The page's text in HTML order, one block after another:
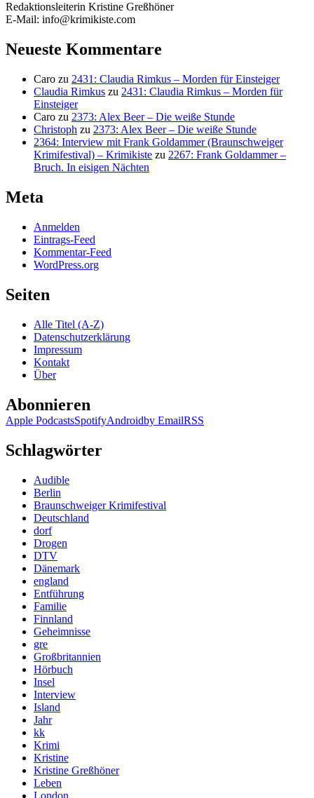
Redaktionsleiterin Kristine Greßhöner
E-Mail: info@krimikiste.com
Neueste Kommentare
Caro zu 2431: Claudia Rimkus – Morden für Einsteiger
Claudia Rimkus zu 2431: Claudia Rimkus – Morden für
Einsteiger
Caro zu 2373: Alex Beer – Die weiße Stunde
Christoph zu 2373: Alex Beer – Die weiße Stunde
2364: Interview mit Frank Goldammer (Braunschweiger
Krimifestival) – Krimikiste zu 2267: Frank Goldammer –
Bruch. In eisigen Nächten
Meta
Anmelden
Eintrags-Feed
Kommentar-Feed
WordPress.org
Seiten
Alle Titel (A-Z)
Datenschutzerklärung
Impressum
Kontakt
Über
Abonnieren
Apple PodcastsSpotifyAndroidby EmailRSS
Schlagwörter
Audible
Berlin
Braunschweiger Krimifestival
Deutschland
dorf
Drogen
DTV
Dänemark
england
Entführung
Familie
Finnland
Geheimnisse
gre
Großbritannien
Hörbuch
Insel
Interview
Island
Jahr
kk
Krimi
Kristine
Kristine Greßhöner
Leben
London